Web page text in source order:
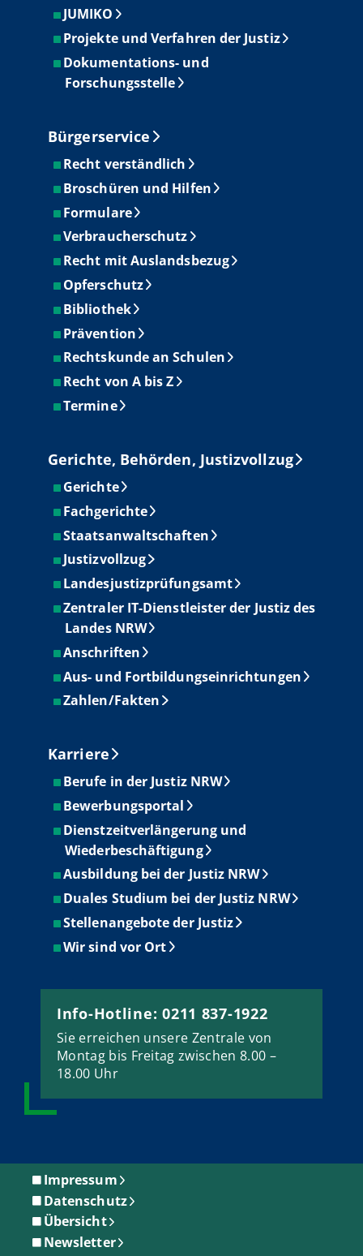
JUMIKO
Projekte und Verfahren der Justiz
Dokumentations- und
Forschungsstelle
Bürgerservice
Recht verständlich
Broschüren und Hilfen
Formulare
Verbraucherschutz
Recht mit Auslandsbezug
Opferschutz
Bibliothek
Prävention
Rechtskunde an Schulen
Recht von A bis Z
Termine
Gerichte, Behörden, Justizvollzug
Gerichte
Fachgerichte
Staatsanwaltschaften
Justizvollzug
Landesjustizprüfungsamt
Zentraler IT-Dienstleister der Justiz des
Landes NRW
Anschriften
Aus- und Fortbildungseinrichtungen
Zahlen/Fakten
Karriere
Berufe in der Justiz NRW
Bewerbungsportal
Dienstzeitverlängerung und
Wiederbeschäftigung
Ausbildung bei der Justiz NRW
Duales Studium bei der Justiz NRW
Stellenangebote der Justiz
Wir sind vor Ort
Info-Hotline: 0211 837-1922
Sie erreichen unsere Zentrale von
Montag bis Freitag zwischen 8.00 –
18.00 Uhr
Impressum
Datenschutz
Übersicht
Newsletter